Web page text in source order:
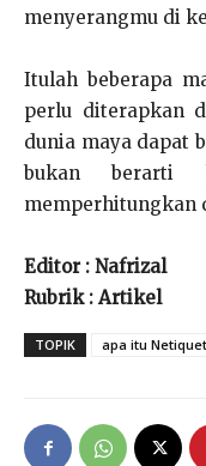
menyerangmu di
Itulah beberapa
perlu diterapkan
dunia maya dapat
bukan berarti
memperhitungkan
Editor : Nafrizal
Rubrik : Artikel
TOPIK apa itu